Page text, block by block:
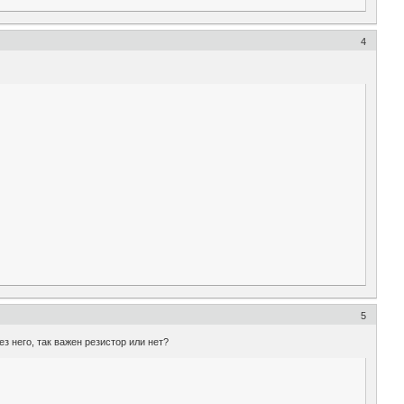
4
5
него, так важен резистор или нет?